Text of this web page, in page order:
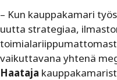
– Kun kauppakamari
uutta strategiaa,
vaikuttavana yhtenä
Haataja